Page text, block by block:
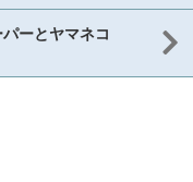
ーとヤマネコ